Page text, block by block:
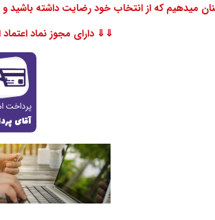
میدهیم که از انتخاب خود رضایت داشته باشید
⇓⇓ دارای مجوز نماد